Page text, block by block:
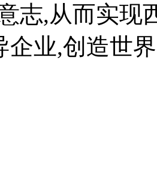
志,从而实现
企业,创造世